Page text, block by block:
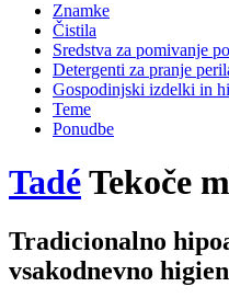
Znamke
Čistila
Sredstva za pomivanje
Detergenti za pranje
Gospodinjski izdelki in
Teme
Ponudbe
TadéTekoče
Tradicionalno
vsakodnevno